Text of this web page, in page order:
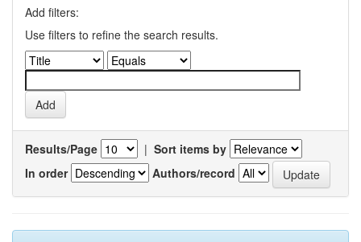
Add filters:
Use filters to refine the search results.
Results/Page | Sort items by
In order
Authors/record